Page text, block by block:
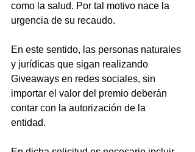
como la salud. Por tal motivo nace la
urgencia de su recaudo.
En este sentido, las personas naturales
y jurídicas que sigan realizando
Giveaways en redes sociales, sin
importar el valor del premio deberán
contar con la autorización de la
entidad.